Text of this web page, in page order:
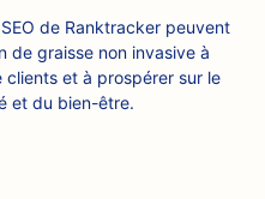
de Ranktracker peuvent
de graisse non invasive à
et à prospérer sur le
et du bien-être.